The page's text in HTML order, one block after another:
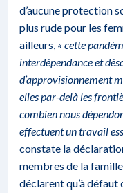
d’aucune protection
plus rude pour les
ailleurs, « cette
interdépendance et
d’approvisionnement
elles par-delà les
combien nous
effectuent un travail
constate la
membres de la
déclarent qu’à défaut